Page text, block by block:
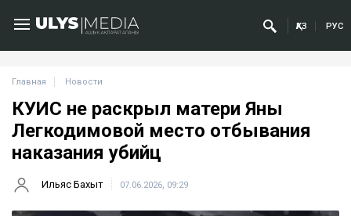
ҚАЗ РУС
Главная Новости
КУИС не раскрыл матери Яны
Легкодимовой место отбывания
наказания убийц
Ильяс Бахыт 07.06.2026, 09:29